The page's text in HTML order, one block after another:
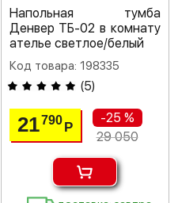
Напольная тумба
Денвер ТБ-02 в комнату
ателье светлое/белый
Код товара: 198335
(5)
21790 Р
-25 %
29 050